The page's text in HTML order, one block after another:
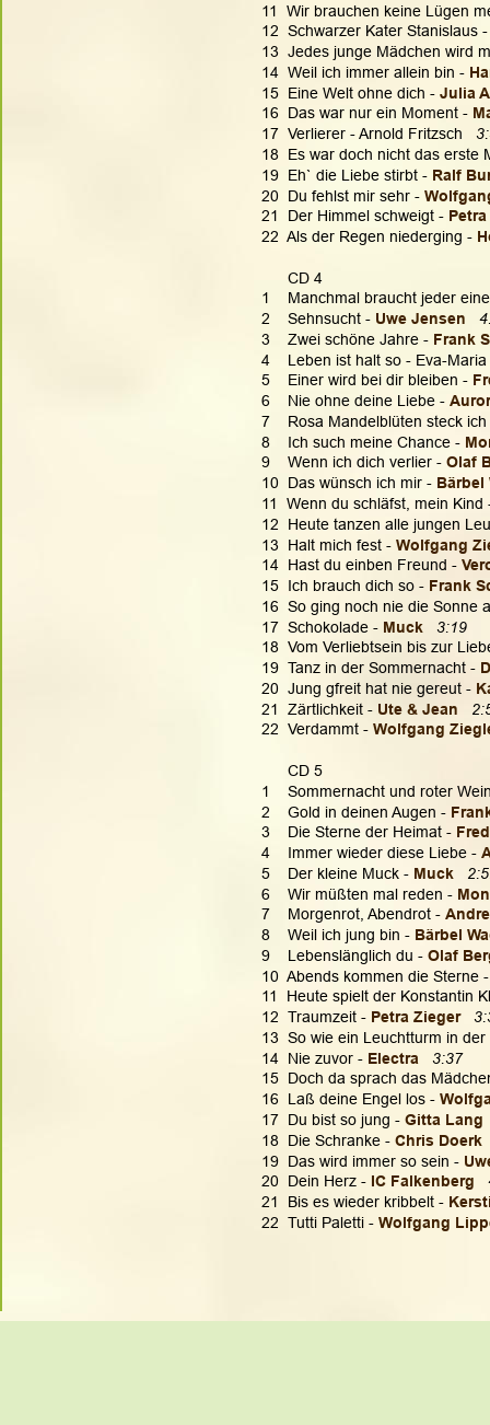
11  Wir brauchen keine Lügen
12  Schwarzer Kater Stanislaus
13  Jedes junge Mädchen wird
14  Weil ich immer allein bin -
15  Eine Welt ohne dich - Julia
16  Das war nur ein Moment -
17  Verlierer - Arnold Fritzsch
18  Es war doch nicht das erste
19  Eh` die Liebe stirbt - Ralf
20  Du fehlst mir sehr -
21  Der Himmel schweigt -
22  Als der Regen niederging -
      CD 4
1    Manchmal braucht jeder
2    Sehnsucht - Uwe Jensen
3    Zwei schöne Jahre - Frank
4    Leben ist halt so - Eva-
5    Einer wird bei dir bleiben -
6    Nie ohne deine Liebe -
7    Rosa Mandelblüten steck
8    Ich such meine Chance -
9    Wenn ich dich verlier - Olaf
10  Das wünsch ich mir - Bärbel
11  Wenn du schläfst, mein
12  Heute tanzen alle jungen
13  Halt mich fest - Wolfgang
14  Hast du einben Freund -
15  Ich brauch dich so - Frank
16  So ging noch nie die Sonne
17  Schokolade - Muck
3:19
18  Vom Verliebtsein bis zur
19  Tanz in der Sommernacht -
20  Jung gfreit hat nie gereut -
21  Zärtlichkeit - Ute & Jean
22  Verdammt - Wolfgang
      CD 5
1    Sommernacht und roter
2    Gold in deinen Augen -
3    Die Sterne der Heimat -
4    Immer wieder diese Liebe -
5    Der kleine Muck - Muck
6    Wir müßten mal reden -
7    Morgenrot, Abendrot -
8    Weil ich jung bin - Bärbel
9    Lebenslänglich du - Olaf
10  Abends kommen die Sterne
11  Heute spielt der Konstantin
12  Traumzeit - Petra Zieger
13  So wie ein Leuchtturm in
14  Nie zuvor - Electra
3:37
15  Doch da sprach das
16  Laß deine Engel los -
17  Du bist so jung - Gitta Lang
18  Die Schranke - Chris Doerk
19  Das wird immer so sein -
20  Dein Herz - IC Falkenberg
21  Bis es wieder kribbelt -
22  Tutti Paletti - Wolfgang